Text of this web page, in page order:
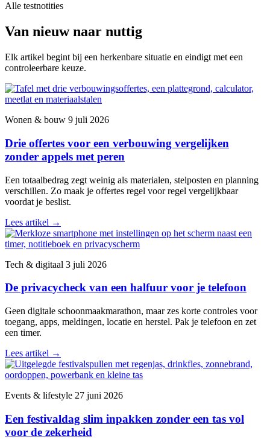
Alle testnotities
Van nieuw naar nuttig
Elk artikel begint bij een herkenbare situatie en eindigt met een
controleerbare keuze.
Wonen & bouw 9 juli 2026
Drie offertes voor een verbouwing vergelijken
zonder appels met peren
Een totaalbedrag zegt weinig als materialen, stelposten en planning
verschillen. Zo maak je offertes regel voor regel vergelijkbaar
voordat je beslist.
Lees artikel →
Tech & digitaal 3 juli 2026
De privacycheck van een halfuur voor je telefoon
Geen digitale schoonmaakmarathon, maar zes korte controles voor
toegang, apps, meldingen, locatie en herstel. Pak je telefoon en zet
een timer.
Lees artikel →
Events & lifestyle 27 juni 2026
Een festivaldag slim inpakken zonder een tas vol
voor de zekerheid